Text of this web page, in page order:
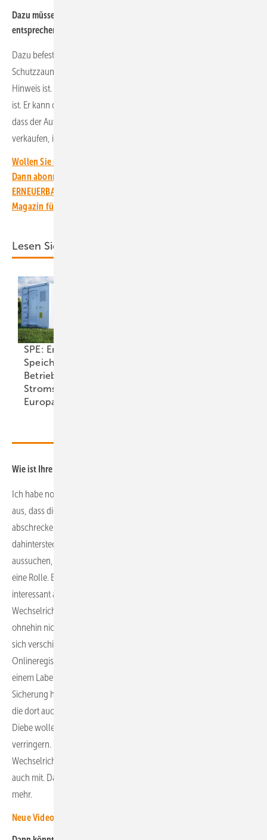
Dazu müssen sie wissen, dass die Komponenten der Anlage
entsprechend gekennzeichnet sind. Wie erfahren sie das?
Dazu befestigt der Anlagenbetreiber entsprechende Schilder am
Schutzzaun um die Anlage. Wobei das Schild am Zaun nur der erste
Hinweis ist. Dort kann der Dieb auch erkennen, was PV-Diebstahl
ist. Er kann dann auf der Webseite sehen, wie es funktioniert und
dass der Aufwand, die Module oder Wechselrichter hinterher zu
verkaufen, immens ist und sich der Diebstahl nicht lohnt.
Wollen Sie über die Energiewende auf dem Laufenden bleiben?
Dann abonnieren Sie einfach den kostenlosen Newsletter von
ERNEUERBARE ENERGIEN – dem größten verbandsunabhängigen
Magazin für erneuerbare Energien in Deutschland!
Lesen Sie auch:
SPE: Erneuerbare mit
Speichern halbieren
Betriebskosten fürs
Stromsystem in
Europa
Wie ist Ihre Erfahrung: Schrecken die Schilder tatsächlich ab?
Ich habe noch nie mit einem Dieb gesprochen, aber ich gehe davon
aus, dass die Schilder zumindest verunsichern und dadurch schon
abschreckend wirken. Denn die Diebe wissen erst einmal nicht, was
dahintersteckt. Hier spielt eine Rolle, wie sich die Diebe eine Anlage
aussuchen, die sie bestehlen wollen. Da spielt zunächst das Alter
eine Rolle. Eine Anlage, die älter als fünf Jahre ist, ist weniger
interessant als eine Anlage mit neuen Modulen und
Wechselrichtern. Denn bei älteren Anlagen sind die Komponenten
ohnehin nicht mehr so viel wert auf dem Markt. Danach schauen sie
sich verschiedene Solarparks an. Wenn da irgendetwas mit
Onlineregistrierung der Module steht und einer Kennzeichnung mit
einem Label, nehmen sie sicher eher eine Anlage, die keine solche
Sicherung hat. Insofern schrecken die Hinweise auf den Schildern,
die dort auch in verschiedenen Sprachen stehen, schon ab. Denn
Diebe wollen ja nicht geschnappt werden und genau dieses Risiko
verringern. Doch wenn Diebe bestimmte Module oder
Wechselrichter unbedingt haben wollen, dann nehmen sie diese
auch mit. Dann helfen aber auch keine Kamerasysteme und Zäune
mehr.
Neue Videos zur Energiewende – schnell und gut informiert!